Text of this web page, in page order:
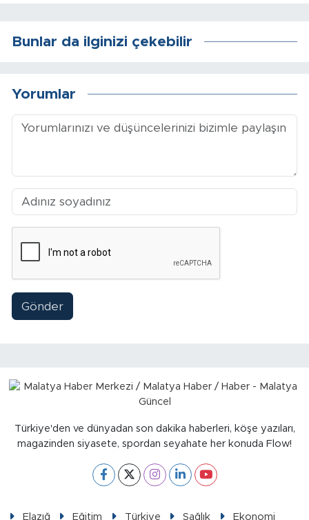
Bunlar da ilginizi çekebilir
Yorumlar
Gönder
Türkiye'den ve dünyadan son dakika haberleri, köşe yazıları,
magazinden siyasete, spordan seyahate her konuda Flow!
Elazığ Eğitim Türkiye Sağlık Ekonomi